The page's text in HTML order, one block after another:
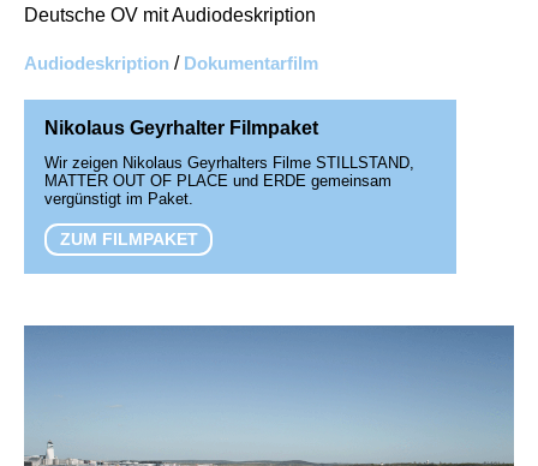
Deutsche OV mit Audiodeskription
Audiodeskription / Dokumentarfilm
Nikolaus Geyrhalter Filmpaket
Wir zeigen Nikolaus Geyrhalters Filme STILLSTAND,
MATTER OUT OF PLACE und ERDE gemeinsam
vergünstigt im Paket.
ZUM FILMPAKET